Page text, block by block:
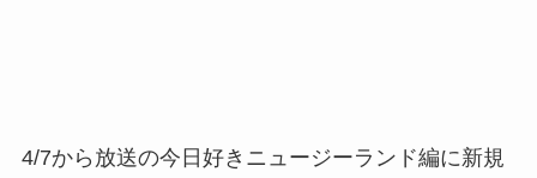
4/7から放送の今日好きニュージーランド編に新規